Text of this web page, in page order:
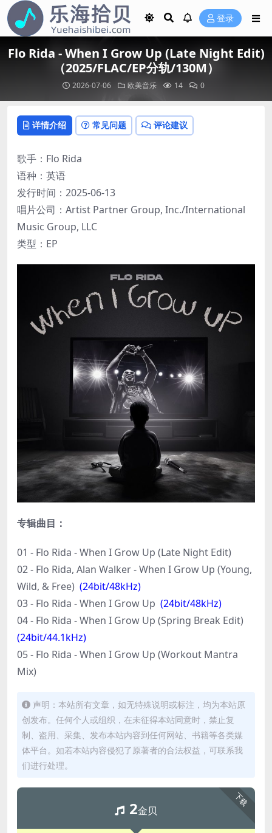
登录
Flo Rida - When I Grow Up (Late Night Edit)
（2025/FLAC/EP分轨/130M）
2026-07-06 欧美音乐 14 0
详情介绍 常见问题 评论建议
歌手：Flo Rida
语种：英语
发行时间：2025-06-13
唱片公司：Artist Partner Group, Inc./International
Music Group, LLC
类型：EP
专辑曲目：
01 - Flo Rida - When I Grow Up (Late Night Edit)
02 - Flo Rida, Alan Walker - When I Grow Up (Young,
Wild, & Free) (24bit/48kHz)
03 - Flo Rida - When I Grow Up (24bit/48kHz)
04 - Flo Rida - When I Grow Up (Spring Break Edit)
(24bit/44.1kHz)
05 - Flo Rida - When I Grow Up (Workout Mantra
Mix)
声明：本站所有文章，如无特殊说明或标注，均为本站原
创发布。任何个人或组织，在未征得本站同意时，禁止复
制、盗用、采集、发布本站内容到任何网站、书籍等各类媒
体平台。如若本站内容侵犯了原著者的合法权益，可联系我
们进行处理。
下载
2金贝